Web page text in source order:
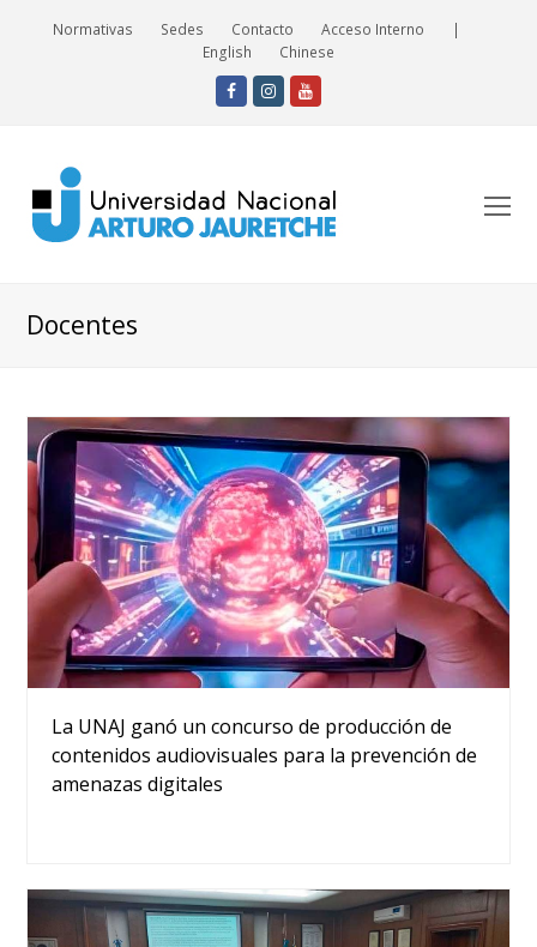
Normativas Sedes Contacto Acceso Interno
|
English
Chinese
Facebook
Instagram
Youtube
Docentes
La UNAJ ganó un concurso de producción de
contenidos audiovisuales para la prevención de
amenazas digitales